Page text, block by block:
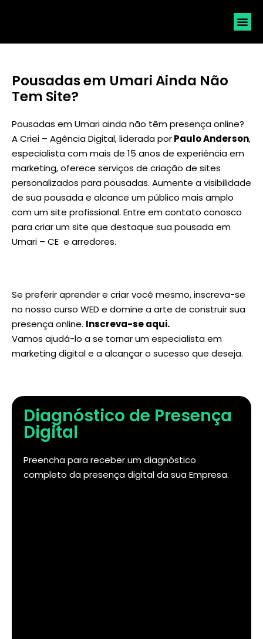
Pousadas em Umari Ainda Não
Tem Site?
Pousadas em Umari ainda não têm presença online?
A Criei – Agência Digital, liderada porPaulo Anderson,
especialista com mais de 15 anos de experiência em
marketing, oferece serviços de criação de sites
personalizados para pousadas. Aumente a visibilidade
de sua pousada e alcance um público mais amplo
com um site profissional. Entre em contato conosco
para criar um site que destaque sua pousada em
Umari – CE e arredores.
Se preferir aprender e criar você mesmo, inscreva-se
no nosso curso WED e domine a arte de construir sua
presença online. Inscreva-se aqui.
Vamos ajudá-lo a se tornar um especialista em
marketing digital e a alcançar o sucesso que deseja.
Diagnóstico de Presença
Digital
Preencha para receber um diagnóstico
completo da presença digital da sua Empresa.